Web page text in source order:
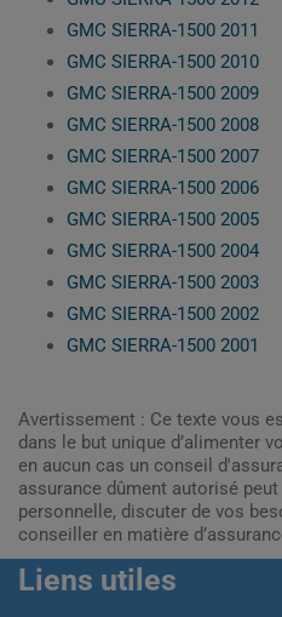
GMC SIERRA-1500 2011
GMC SIERRA-1500 2010
GMC SIERRA-1500 2009
GMC SIERRA-1500 2008
GMC SIERRA-1500 2007
GMC SIERRA-1500 2006
GMC SIERRA-1500 2005
GMC SIERRA-1500 2004
GMC SIERRA-1500 2003
GMC SIERRA-1500 2002
GMC SIERRA-1500 2001
Avertissement : Ce texte vous
dans le but unique d’alimenter
en aucun cas un conseil
assurance dûment autorisé
personnelle, discuter de vos
conseiller en matière
Liens utiles